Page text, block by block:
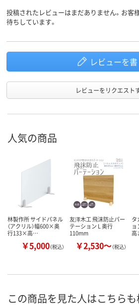
投稿されたレビューはまだありません。お客
待ちしています。
レビューを書
レビューをリクエスト
人気の商品
林製作所 サイドパネル
（アクリル）幅600×奥
行133×高…
￥5,000（税込）
友澤木工 飛沫防止パー
テーション L 奥行
110mm
￥2,530～（税込）
タ
高
この商品を見た人はこちら